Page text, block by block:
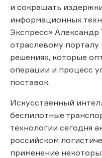
и сокращать
информационных
Экспресс» Александр
отраслевому порталу
решениях, которые
операции и процесс
поставок.
Искусственный
беспилотные
технологии сегодня
российском
применение